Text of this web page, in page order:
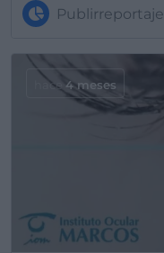
Publirreportaje
hace 4 meses